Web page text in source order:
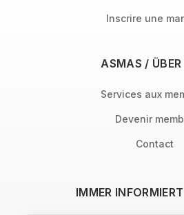
Inscrire une
ASMAS / ÜBER
Services aux
Devenir
Contact
IMMER